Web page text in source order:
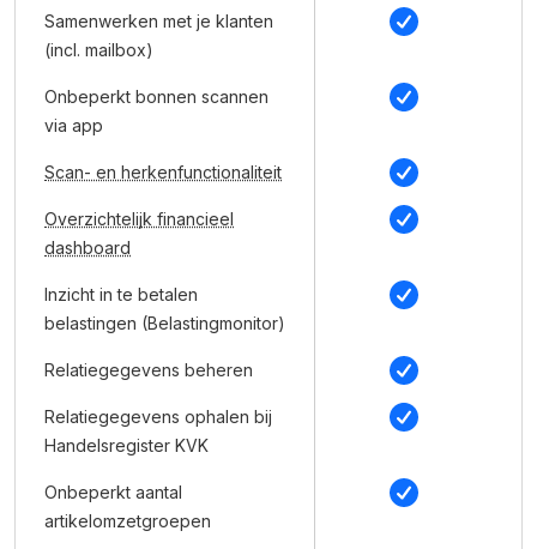
Samenwerken met je klanten
(incl. mailbox)
Onbeperkt bonnen scannen
via app
Scan- en herkenfunctionaliteit
Overzichtelijk financieel
dashboard
Inzicht in te betalen
belastingen (Belastingmonitor)
Relatiegegevens beheren
Relatiegegevens ophalen bij
Handelsregister KVK
Onbeperkt aantal
artikelomzetgroepen